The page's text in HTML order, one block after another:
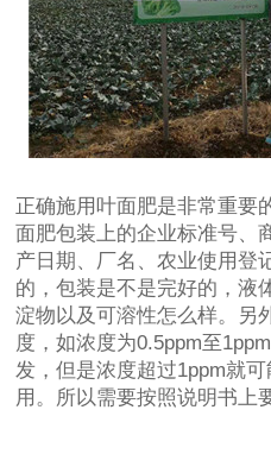
正确施用叶面肥是非常重要
面肥包装上的企业标准号、
产日期、厂名、农业使用登
的，包装是不是完好的，液
淀物以及可溶性怎么样。另
度，如浓度为0.5ppm至
发，但是浓度超过1ppm就
用。所以需要按照说明书上